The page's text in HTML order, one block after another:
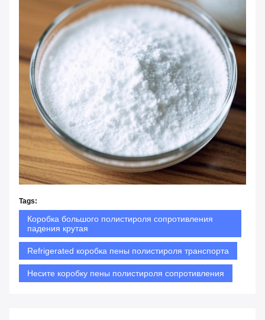
Tags:
Коробка большого полистироля сопротивления
падения крутая
Refrigerated коробка пены полистироля транспорта
Несите коробку пены полистироля сопротивления